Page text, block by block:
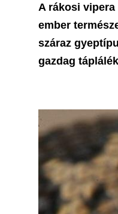
A rákosi vipera
ember
száraz
gazdag